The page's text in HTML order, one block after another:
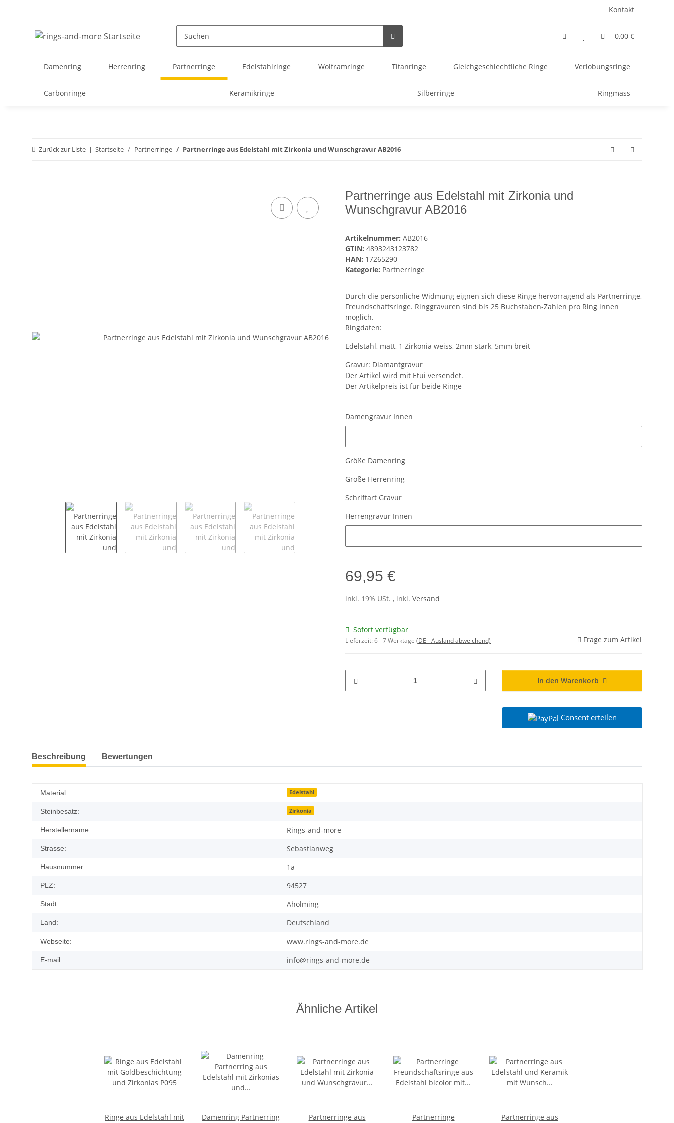
Kontakt
0,00 €
Damenring Herrenring Partnerringe Edelstahlringe Wolframringe Titanringe Gleichgeschlechtliche Ringe Verlobungsringe
Carbonringe Keramikringe Silberringe Ringmass
Zurück zur Liste Startseite Partnerringe Partnerringe aus Edelstahl mit Zirkonia und Wunschgravur AB2016
Partnerringe aus Edelstahl mit Zirkonia und
Wunschgravur AB2016
Artikelnummer: AB2016
GTIN: 4893243123782
HAN: 17265290
Kategorie: Partnerringe
Durch die persönliche Widmung eignen sich diese Ringe hervorragend als Partnerringe,
Freundschaftsringe. Ringgravuren sind bis 25 Buchstaben-Zahlen pro Ring innen
möglich.
Ringdaten:
Edelstahl, matt, 1 Zirkonia weiss, 2mm stark, 5mm breit
Gravur: Diamantgravur
Der Artikel wird mit Etui versendet.
Der Artikelpreis ist für beide Ringe
Damengravur Innen
Größe Damenring
Größe Herrenring
Schriftart Gravur
Herrengravur Innen
69,95 €
inkl. 19% USt. , inkl. Versand
Sofort verfügbar
Lieferzeit:6 - 7 Werktage (DE - Ausland abweichend) Frage zum Artikel
In den Warenkorb
Consent erteilen
weitere Registerkarten anzeigen
Beschreibung Bewertungen
Produkteigenschaft
Wert
Material: Edelstahl
Steinbesatz: Zirkonia
Herstellername: Rings-and-more
Strasse: Sebastianweg
Hausnummer: 1a
PLZ: 94527
Stadt: Aholming
Land: Deutschland
Webseite: www.rings-and-more.de
E-mail: info@rings-and-more.de
Ähnliche Artikel
Ringe aus Edelstahl mit
Damenring Partnerring
Partnerringe aus
Partnerringe
Partnerringe aus